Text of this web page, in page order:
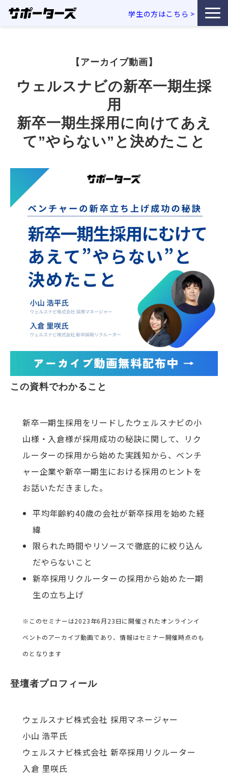
学生の方はこちら >
お役立ち資料
セミナー・イベント
【アーカイブ動画】
ウェルスナビの新卒一期生採
用
新卒一期生採用に向けてあえ
て”やらない”と決めたこと
この資料でわかること
新卒一期生採用をリードしたウェルスナビの小
山様・入倉様が採用成功の秘訣に関して、リク
ルーターの採用から始めた実践知から、ベンチ
ャー企業や新卒一期生における採用のヒントを
お話いただきました。
平均年齢約40歳の会社が新卒採用を始めた経
緯
限られた時間やリソースで徹底的に絞り込ん
だやらないこと
新卒採用リクルーターの採用から始めた一期
生の立ち上げ
※このセミナーは2023年6月23日に開催されたオンラインイ
ベントのアーカイブ動画であり、情報はセミナー開催時点のも
のとなります
登壇者プロフィール
ウェルスナビ株式会社 採用マネージャー
小山 浩平氏
ウェルスナビ株式会社 新卒採用リクルーター
入倉 里咲氏